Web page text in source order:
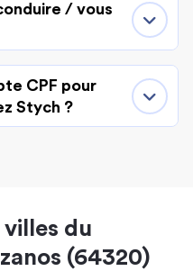
/ vous
CPF pour
Stych ?
villes du
(64320)